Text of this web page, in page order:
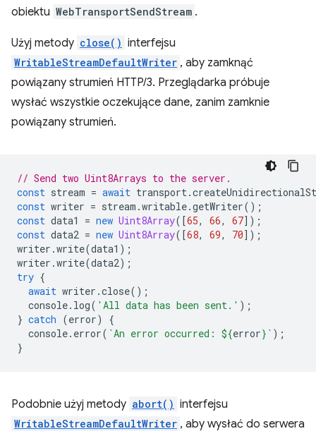
obiektu WebTransportSendStream .
Użyj metody close() interfejsu
WritableStreamDefaultWriter , aby zamknąć
powiązany strumień HTTP/3. Przeglądarka próbuje
wysłać wszystkie oczekujące dane, zanim zamknie
powiązany strumień.
// Send two Uint8Arrays to the server.
const stream = await transport.
const writer = stream .writable.getWriter();
const data1 = new Uint8Array([65, 66, 67]);
const data2 = new Uint8Array([68, 69, 70]);
writer .write(data1 );
writer .write(data2);
try {
await writer .close();
console. log( 'All data has been sent.' );
} catch (error)
{
console. error( `An error occurred: ${error} ` );
}
Podobnie użyj metody abort() interfejsu
WritableStreamDefaultWriter , aby wysłać do serwera